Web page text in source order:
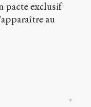
pacte exclusif
au